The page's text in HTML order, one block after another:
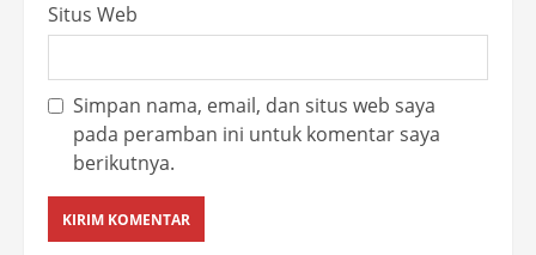
Situs Web
Simpan nama, email, dan situs web saya
pada peramban ini untuk komentar saya
berikutnya.